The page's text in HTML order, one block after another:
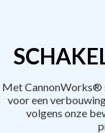
Met CannonWorks®
voor een
volgens onze